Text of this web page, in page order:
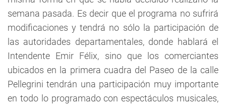
semana pasada. Es decir que el programa no sufrirá
modificaciones y tendrá no sólo la participación de
las autoridades departamentales, donde hablará el
Intendente Emir Félix, sino que los comerciantes
ubicados en la primera cuadra del Paseo de la calle
Pellegrini tendrán una participación muy importante
en todo lo programado con espectáculos musicales,